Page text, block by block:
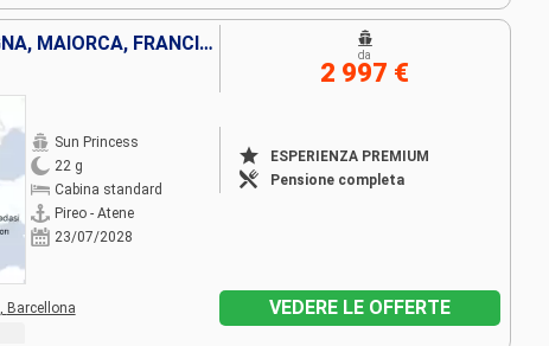
GRECIA, MONTENEGRO, SPAGNA, MAIORCA, FRANCIA, ITALIA, TURCHIA
Sun Princess
22 g
Cabina standard
Pireo - Atene
23/07/2028
ESPERIENZA PREMIUM
Pensione completa
da
2 997 €
Barcellona VEDERE LE OFFERTE